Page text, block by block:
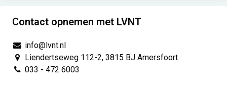
Contact opnemen met LVNT
info@lvnt.nl
Liendertseweg 112-2, 3815 BJ Amersfoort
033 - 472 6003